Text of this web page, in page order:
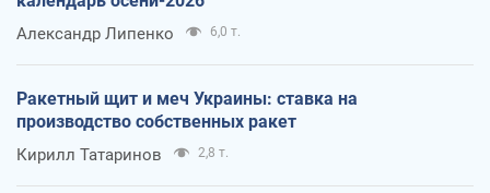
Александр Липенко 6,0 т.
Ракетный щит и меч Украины: ставка на
производство собственных ракет
Кирилл Татаринов 2,8 т.